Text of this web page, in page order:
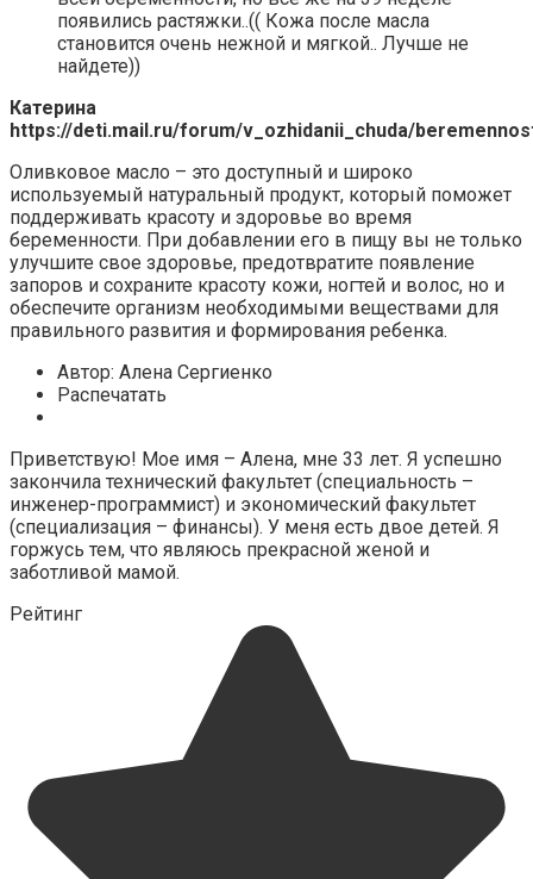
появились растяжки..(( Кожа после масла
становится очень нежной и мягкой.. Лучше не
найдете))
Катерина
https://deti.mail.ru/forum/v_ozhidanii_chuda/
Оливковое масло – это доступный и широко
используемый натуральный продукт, который поможет
поддерживать красоту и здоровье во время
беременности. При добавлении его в пищу вы не только
улучшите свое здоровье, предотвратите появление
запоров и сохраните красоту кожи, ногтей и волос, но и
обеспечите организм необходимыми веществами для
правильного развития и формирования ребенка.
Автор: Алена Сергиенко
Распечатать
Приветствую! Мое имя – Алена, мне 33 лет. Я успешно
закончила технический факультет (специальность –
инженер-программист) и экономический факультет
(специализация – финансы). У меня есть двое детей. Я
горжусь тем, что являюсь прекрасной женой и
заботливой мамой.
Рейтинг